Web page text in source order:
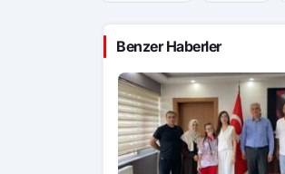
Benzer Haberler